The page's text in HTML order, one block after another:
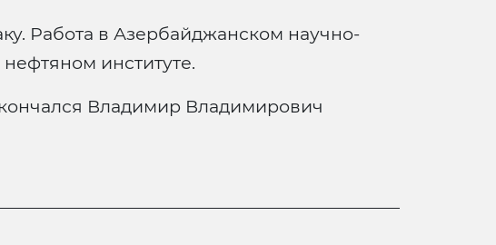
Работа в Азербайджанском научно-
институте.
Владимир Владимирович